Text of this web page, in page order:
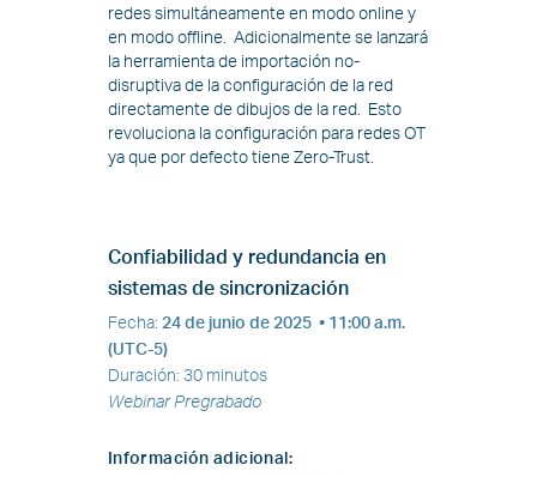
redes simultáneamente en modo online y
en modo offline. Adicionalmente se lanzará
la herramienta de importación no-
disruptiva de la configuración de la red
directamente de dibujos de la red. Esto
revoluciona la configuración para redes OT
ya que por defecto tiene Zero-Trust.
Confiabilidad y redundancia en
sistemas de sincronización
Fecha: 24 de junio de 2025 • 11:00 a.m.
(UTC-5)
Duración: 30 minutos
Webinar Pregrabado
Información adicional :